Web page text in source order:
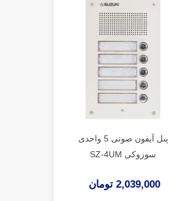
پنل آیفون صوتی 5 واحدی
سوزوکی SZ-4UM
2,039,000 تومان